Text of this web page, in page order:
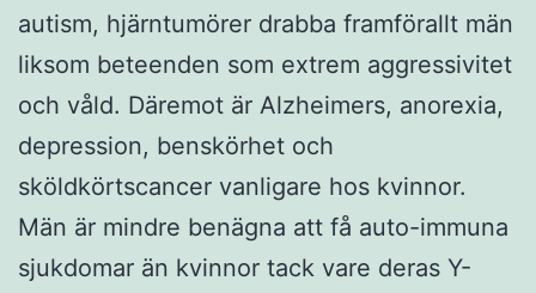
autism, hjärntumörer drabba framförallt män
liksom beteenden som extrem aggressivitet
och våld. Däremot är Alzheimers, anorexia,
depression, benskörhet och
sköldkörtscancer vanligare hos kvinnor.
Män är mindre benägna att få auto-immuna
sjukdomar än kvinnor tack vare deras Y-